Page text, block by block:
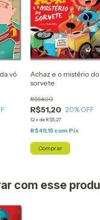
vó
Achaz e o mistério do
sorvete
R$51,20
R$64,00
20% OFF
12xde R$5,27
R$49,15 com Pix
com esse